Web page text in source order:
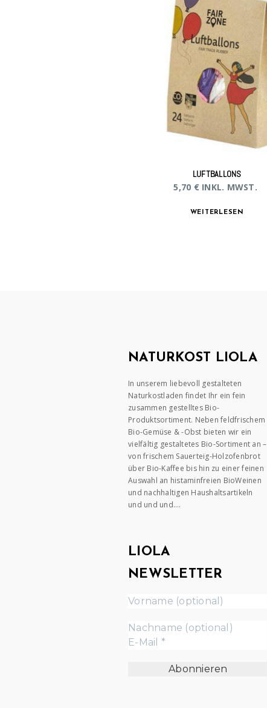
LUFTBALLONS
5,70 € INKL. MWST.
WEITERLESEN
NATURKOST LIOLA
In unserem liebevoll gestalteten
Naturkostladen findet Ihr ein fein
zusammen gestelltes Bio-
Produktsortiment. Neben feldfrischem
Bio-Gemüse & -Obst bieten wir ein
vielfältig gestaltetes Bio-Sortiment an –
von frischem Sauerteig-Holzofenbrot
über Bio-Kaffee bis hin zu einer feinen
Auswahl an histaminfreien BioWeinen
und nachhaltigen Haushaltsartikeln
und und und….
LIOLA
NEWSLETTER